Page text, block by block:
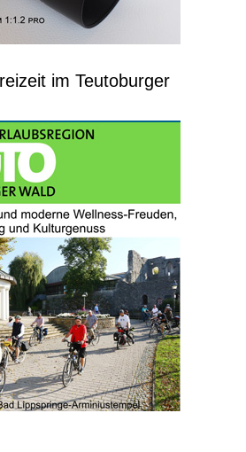
im Teutoburger